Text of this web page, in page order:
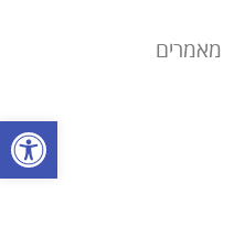
מאמרים
פתח